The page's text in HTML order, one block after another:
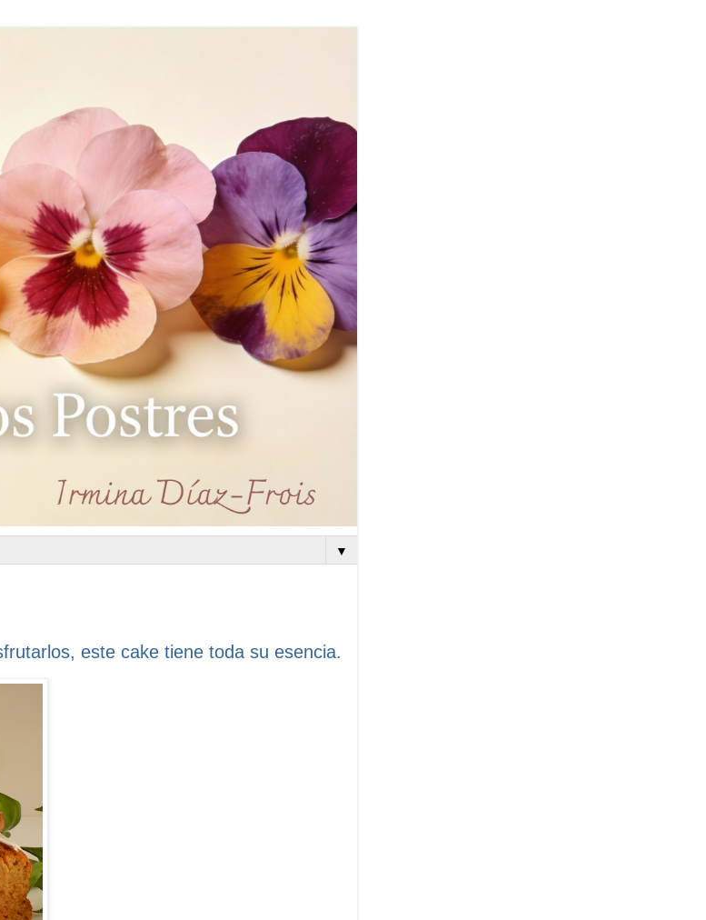
▼
este cake tiene toda su esencia.